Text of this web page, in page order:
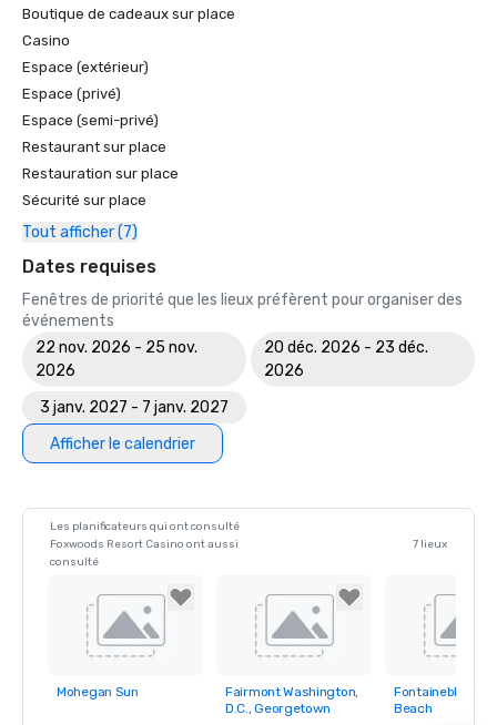
Boutique de cadeaux sur place
Casino
Espace (extérieur)
Espace (privé)
Espace (semi-privé)
Restaurant sur place
Restauration sur place
Sécurité sur place
Tout afficher (7)
Dates requises
Fenêtres de priorité que les lieux préfèrent pour organiser des
événements
22 nov. 2026 - 25 nov.
2026
20 déc. 2026 - 23 déc.
2026
3 janv. 2027 - 7 janv. 2027
Afficher le calendrier
Les planificateurs qui ont consulté
Foxwoods Resort Casino ont aussi
consulté
7 lieux
Removed from
Mohegan Sun
Removed from
favorites
Fairmont Washington,
D.C., Georgetown
Removed
favorites
Fontainebleau
Beach